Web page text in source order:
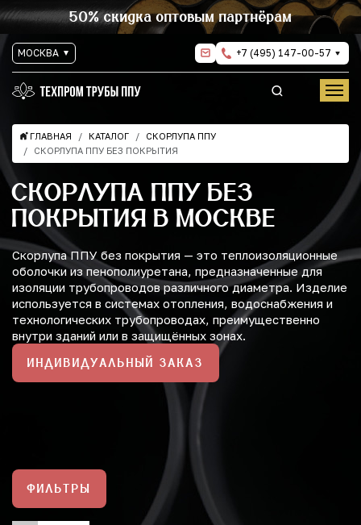
50% скидка оптовым партнёрам
МОСКВА +7 (495) 147-00-57
ГЛАВНАЯ КАТАЛОГ
СКОРЛУПА ППУ
СКОРЛУПА ППУ БЕЗ ПОКРЫТИЯ
СКОРЛУПА ППУ БЕЗ
ПОКРЫТИЯ В МОСКВЕ
Скорлупа ППУ без покрытия — это теплоизоляционные
оболочки из пенополиуретана, предназначенные для
изоляции трубопроводов различного диаметра. Изделие
используется в системах отопления, водоснабжения и
технологических трубопроводах, преимущественно
внутри зданий или в защищённых зонах.
ИНДИВИДУАЛЬНЫЙ ЗАКАЗ
ФИЛЬТРЫ